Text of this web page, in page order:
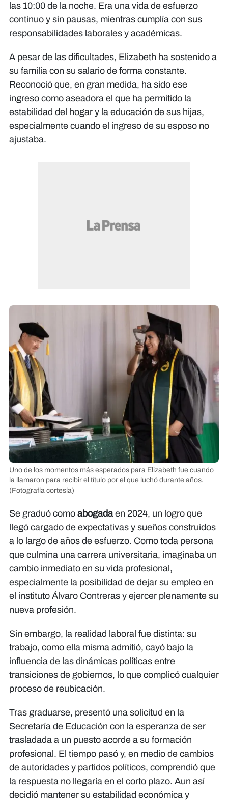
las 10:00 de la noche. Era una vida de esfuerzo
continuo y sin pausas, mientras cumplía con sus
responsabilidades laborales y académicas.
A pesar de las dificultades, Elizabeth ha sostenido a
su familia con su salario de forma constante.
Reconoció que, en gran medida, ha sido ese
ingreso como aseadora el que ha permitido la
estabilidad del hogar y la educación de sus hijas,
especialmente cuando el ingreso de su esposo no
ajustaba.
Uno de los momentos más esperados para Elizabeth fue cuando
la llamaron para recibir el título por el que luchó durante años.
(Fotografía cortesía)
Se graduó como abogadaen 2024, un logro que
llegó cargado de expectativas y sueños construidos
a lo largo de años de esfuerzo. Como toda persona
que culmina una carrera universitaria, imaginaba un
cambio inmediato en su vida profesional,
especialmente la posibilidad de dejar su empleo en
el instituto Álvaro Contreras y ejercer plenamente su
nueva profesión.
Sin embargo, la realidad laboral fue distinta: su
trabajo, como ella misma admitió, cayó bajo la
influencia de las dinámicas políticas entre
transiciones de gobiernos, lo que complicó cualquier
proceso de reubicación.
Tras graduarse, presentó una solicitud en la
Secretaría de Educación con la esperanza de ser
trasladada a un puesto acorde a su formación
profesional. El tiempo pasó y, en medio de cambios
de autoridades y partidos políticos, comprendió que
la respuesta no llegaría en el corto plazo. Aun así
decidió mantener su estabilidad económica y